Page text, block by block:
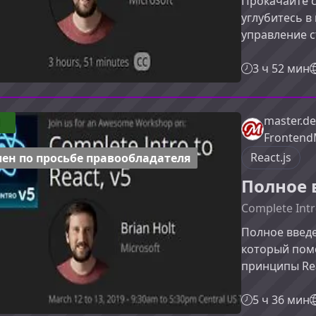
углубитесь
управление
курс
базовыми
проекты на
курсеКурс
3 ч 52 мин
React.js
Полное
Complete
Полное
который
принципы
5 ч 36 мин
по просьбе правообладателя